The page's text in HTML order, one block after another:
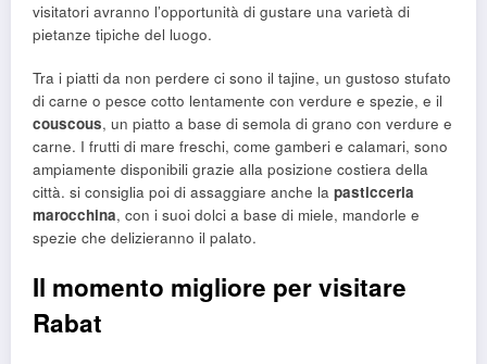
visitatori avranno l’opportunità di gustare una varietà di
pietanze tipiche del luogo.
Tra i piatti da non perdere ci sono il tajine, un gustoso stufato
di carne o pesce cotto lentamente con verdure e spezie, e il
couscous, un piatto a base di semola di grano con verdure e
carne. I frutti di mare freschi, come gamberi e calamari, sono
ampiamente disponibili grazie alla posizione costiera della
città. si consiglia poi di assaggiare anche la pasticceria
marocchina, con i suoi dolci a base di miele, mandorle e
spezie che delizieranno il palato.
Il momento migliore per visitare
Rabat